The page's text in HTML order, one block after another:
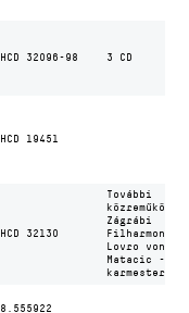
HCD 32096-98 3 CD
HCD 19451
HCD 32130
További
közreműködő:
Zágrábi
Lovro von
Matacic -
karmester
8.555922